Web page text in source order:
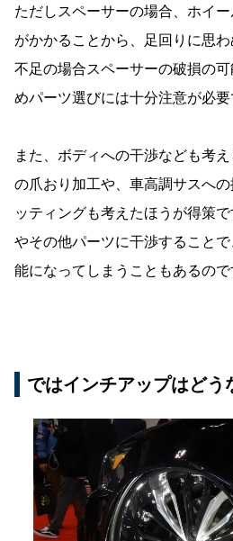
ただしスペーサーの場合、ホイ
がかかることから、足回りに思
不足の場合スペーサーの破損の
めパーツ選びには十分注意が必要
また、ボディへの干渉なども考
の爪おり加工や、車高調サスへ
ッティングも考えたほうが得策
やその他パーツに干渉すること
能になってしまうこともあるので
ではインチアップはどう